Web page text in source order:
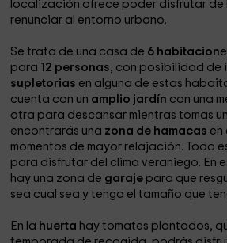
localización ofrece poder disfrutar de
renunciar al entorno urbano.
Se trata de una casa de 6 habitacion
para 12 personas, con posibilidad de
supletorias en alguna de estas
cuenta con un amplio jardín con una
otra para descansar mientras tomas
encontrarás una zona de hamacas en
momentos de mayor relajación. Todo
para disfrutar del clima veraniego. En
hay una zona de garaje para que
sea cual sea y tenga el tamaño que
En la huerta hay tomates plantados,